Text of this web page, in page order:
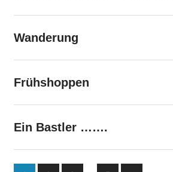
Wanderung
Frühshoppen
Ein Bastler …….